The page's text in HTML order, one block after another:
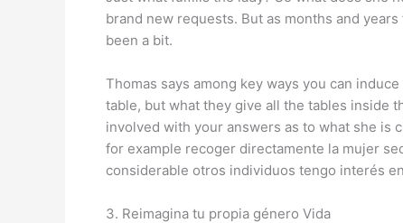
brand new requests. But as months and
been a bit.
Thomas says among key ways you can
table, but what they give all the tables inside
involved with your answers as to what she is
for example recoger directamente la mujer
considerable otros individuos tengo interés
3. Reimagina tu propia género Vida